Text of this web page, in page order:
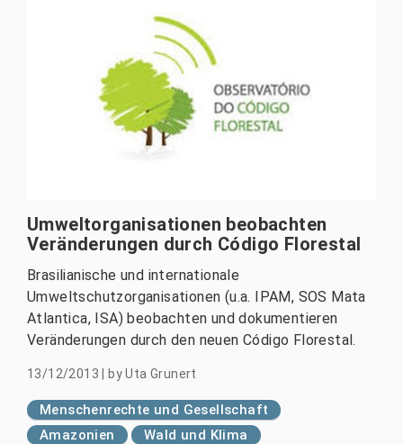
Umweltorganisationen beobachten
Veränderungen durch Código Florestal
Brasilianische und internationale
Umweltschutzorganisationen (u.a. IPAM, SOS Mata
Atlantica, ISA) beobachten und dokumentieren
Veränderungen durch den neuen Código Florestal.
13/12/2013 byUta Grunert
Menschenrechte und Gesellschaft
Amazonien
Wald und Klima